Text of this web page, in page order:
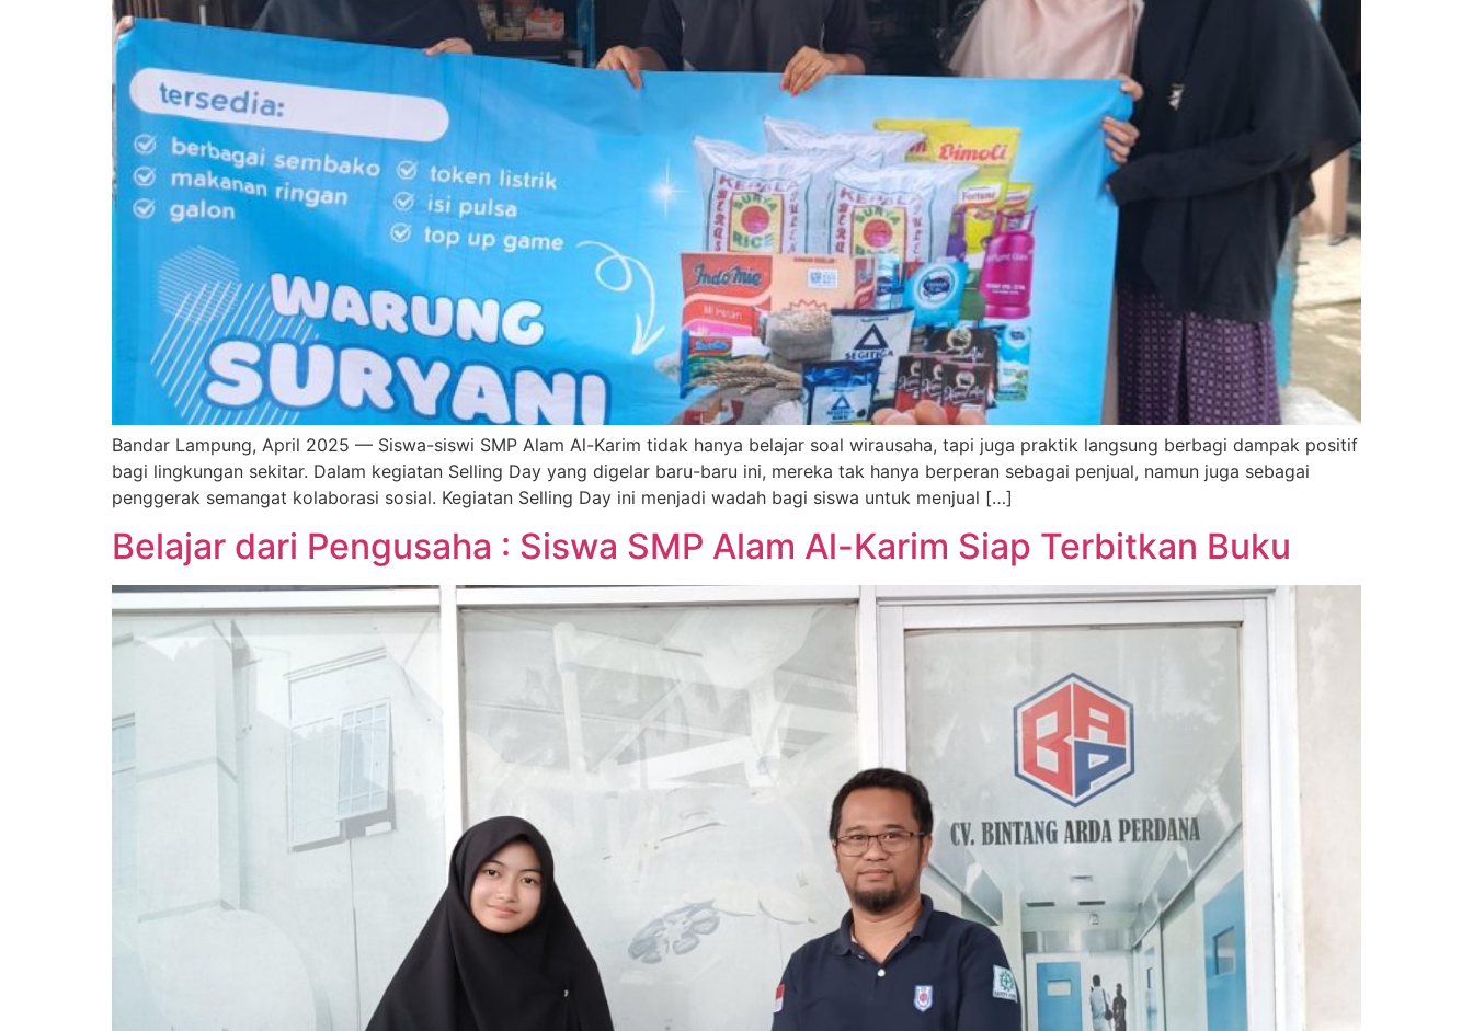
Bandar Lampung, April 2025 — Siswa-siswi SMP Alam Al-Karim tidak hanya belajar soal wirausaha, tapi juga praktik langsung berbagi dampak positif
bagi lingkungan sekitar. Dalam kegiatan Selling Day yang digelar baru-baru ini, mereka tak hanya berperan sebagai penjual, namun juga sebagai
penggerak semangat kolaborasi sosial. Kegiatan Selling Day ini menjadi wadah bagi siswa untuk menjual […]
Belajar dari Pengusaha : Siswa SMP Alam Al-Karim Siap Terbitkan Buku